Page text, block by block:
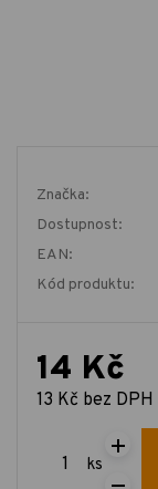
Značka:
Dostupnost:
EAN:
Kód produktu:
14 Kč
13 Kč bez DPH
ks